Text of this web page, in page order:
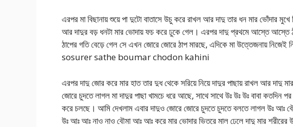
এরপর মা বিছানায় শুয়ে পা দুটো বাতাসে উচু করে রাখল আর দাদু তার ধন মার ভোঁদার
আর দাদুর বড় ধনটা মার ভোদায় ফচ করে ঢুকে গেল। এরপর দাদু প্রথমে আস্তে আস্তে
ঠাপের গতি বেড়ে গেল সে এখন জোরে জোরে ঠাপ মারছে, এদিকে মা উত্তেজনায় নিজেই
sosurer sathe boumar chodon kahini
এরপর দাদু জোর করে মার হাত তার দুধ থেকে সরিয়ে নিয়ে দাদুর পাছায় রাখল আর দাদু
জোরে চুদতে লাগল মা দাদুর পাছা খামচে ধরে আছে, সাথে সাথে উঃ উঃ উঃ বাবা কতদিন
করে চলছে। আমি দেখলাম এবার দাদুও জোরে জোরে চুদতে চুদতে বলতে লাগল উঃ আঃ
উঃ আঃ আঃ নাও নাও বৌমা আঃ আঃ করে মার ভোদার ভিতরে মাল ঢেলে দাদু মার